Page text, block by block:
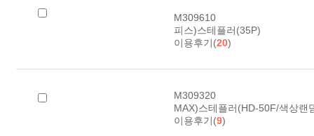
M309610
피스)스테플러(35P)
이용후기(20)
M309320
MAX)스테플러(HD-50F/색상랜
이용후기(9)